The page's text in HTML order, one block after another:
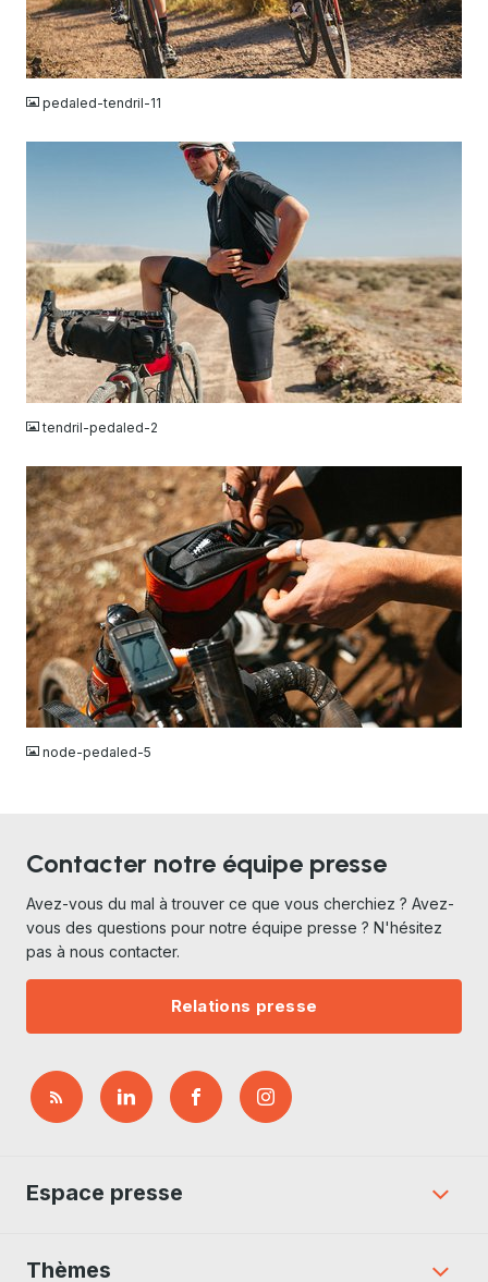
JPG
pedaled-tendril-11
JPG
tendril-pedaled-2
JPG
node-pedaled-5
Contacter notre équipe presse
Avez-vous du mal à trouver ce que vous cherchiez ? Avez-
vous des questions pour notre équipe presse ? N'hésitez
pas à nous contacter.
Relations presse
Espace presse
Thèmes